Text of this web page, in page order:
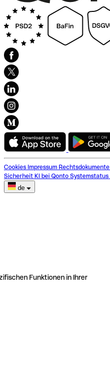
Cookies Impressum Rechtsdokumente
Sicherheit KI bei Qonto Systemstatus
de
Funktionen in Ihrer